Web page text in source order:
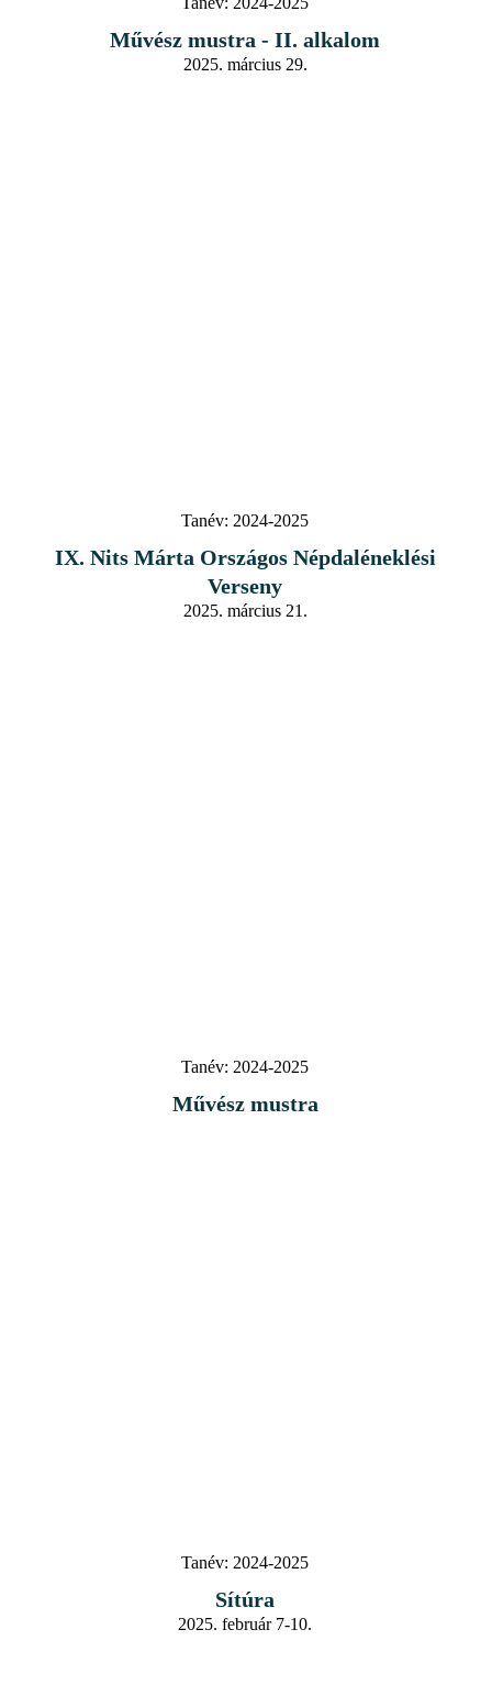
Művész mustra - II. alkalom
2025. március 29.
Tanév: 2024-2025
IX. Nits Márta Országos Népdaléneklési
Verseny
2025. március 21.
Tanév: 2024-2025
Művész mustra
Tanév: 2024-2025
Sítúra
2025. február 7-10.